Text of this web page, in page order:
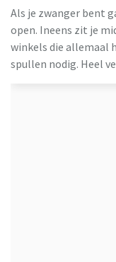
Als je zwanger bent
open. Ineens zit je
winkels die allemaal
spullen nodig. Heel